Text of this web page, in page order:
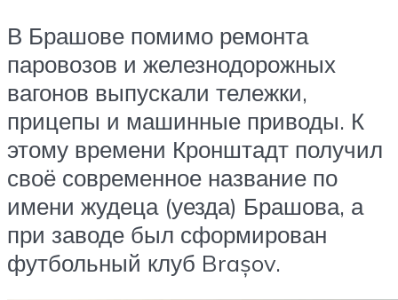
В Брашове помимо ремонта
паровозов и железнодорожных
вагонов выпускали тележки,
прицепы и машинные приводы. К
этому времени Кронштадт получил
своё современное название по
имени жудеца (уезда) Брашова, а
при заводе был сформирован
футбольный клуб Brașov.